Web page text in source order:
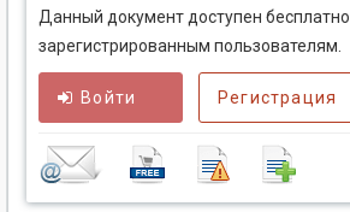
Данный документ доступен бесплатно
зарегистрированным пользователям.
Войти Регистрация